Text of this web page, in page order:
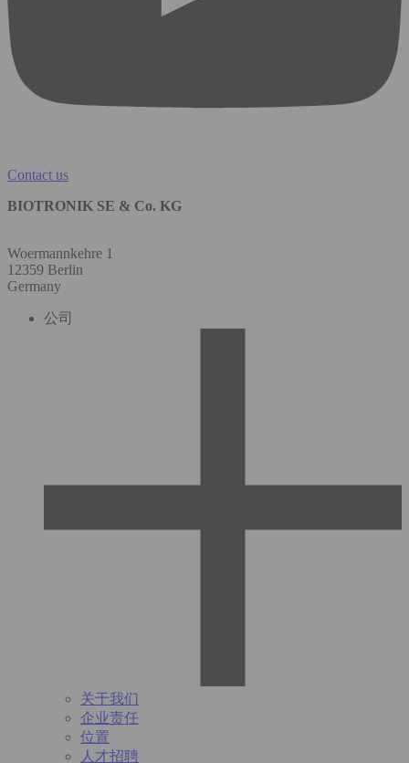
Contact us
BIOTRONIK SE & Co. KG
Woermannkehre 1
12359 Berlin
Germany
公司
关于我们
企业责任
位置
人才招聘